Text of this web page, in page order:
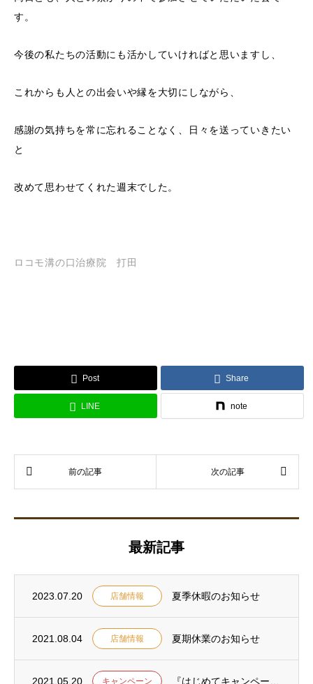
す。
今後の私たちの活動にも活かしていければと思いますし、
これからも人との出会いや縁を大切にしながら、
感謝の気持ちを常に忘れることなく、日々を送っていきたい
と
改めて思わせてくれた週末でした。
ロコモ溝の口治療院 打田
Post Share
LINE note
最新記事
2023.07.20 店舗情報 夏季休暇のお知らせ
2021.08.04 店舗情報 夏期休業のお知らせ
2021.05.20 キャンペーン